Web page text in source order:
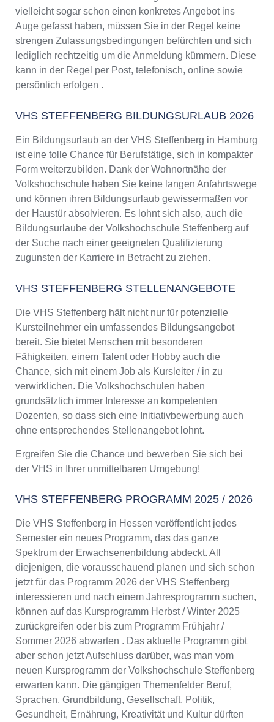
vielleicht sogar schon einen konkretes Angebot ins
Auge gefasst haben, müssen Sie in der Regel keine
strengen Zulassungsbedingungen befürchten und sich
lediglich rechtzeitig um die Anmeldung kümmern. Diese
kann in der Regel per Post, telefonisch, online sowie
persönlich erfolgen .
VHS STEFFENBERG BILDUNGSURLAUB 2026
Ein Bildungsurlaub an der VHS Steffenberg in Hamburg
ist eine tolle Chance für Berufstätige, sich in kompakter
Form weiterzubilden. Dank der Wohnortnähe der
Volkshochschule haben Sie keine langen Anfahrtswege
und können ihren Bildungsurlaub gewissermaßen vor
der Haustür absolvieren. Es lohnt sich also, auch die
Bildungsurlaube der Volkshochschule Steffenberg auf
der Suche nach einer geeigneten Qualifizierung
zugunsten der Karriere in Betracht zu ziehen.
VHS STEFFENBERG STELLENANGEBOTE
Die VHS Steffenberg hält nicht nur für potenzielle
Kursteilnehmer ein umfassendes Bildungsangebot
bereit. Sie bietet Menschen mit besonderen
Fähigkeiten, einem Talent oder Hobby auch die
Chance, sich mit einem Job als Kursleiter / in zu
verwirklichen. Die Volkshochschulen haben
grundsätzlich immer Interesse an kompetenten
Dozenten, so dass sich eine Initiativbewerbung auch
ohne entsprechendes Stellenangebot lohnt.
Ergreifen Sie die Chance und bewerben Sie sich bei
der VHS in Ihrer unmittelbaren Umgebung!
VHS STEFFENBERG PROGRAMM 2025 / 2026
Die VHS Steffenberg in Hessen veröffentlicht jedes
Semester ein neues Programm, das das ganze
Spektrum der Erwachsenenbildung abdeckt. All
diejenigen, die vorausschauend planen und sich schon
jetzt für das Programm 2026 der VHS Steffenberg
interessieren und nach einem Jahresprogramm suchen,
können auf das Kursprogramm Herbst / Winter 2025
zurückgreifen oder bis zum Programm Frühjahr /
Sommer 2026 abwarten . Das aktuelle Programm gibt
aber schon jetzt Aufschluss darüber, was man vom
neuen Kursprogramm der Volkshochschule Steffenberg
erwarten kann. Die gängigen Themenfelder Beruf,
Sprachen, Grundbildung, Gesellschaft, Politik,
Gesundheit, Ernährung, Kreativität und Kultur dürften